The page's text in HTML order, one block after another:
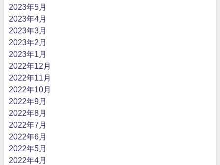
2023年5月
2023年4月
2023年3月
2023年2月
2023年1月
2022年12月
2022年11月
2022年10月
2022年9月
2022年8月
2022年7月
2022年6月
2022年5月
2022年4月